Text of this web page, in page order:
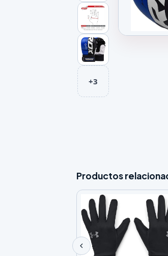
+3
Galeria de
Productos